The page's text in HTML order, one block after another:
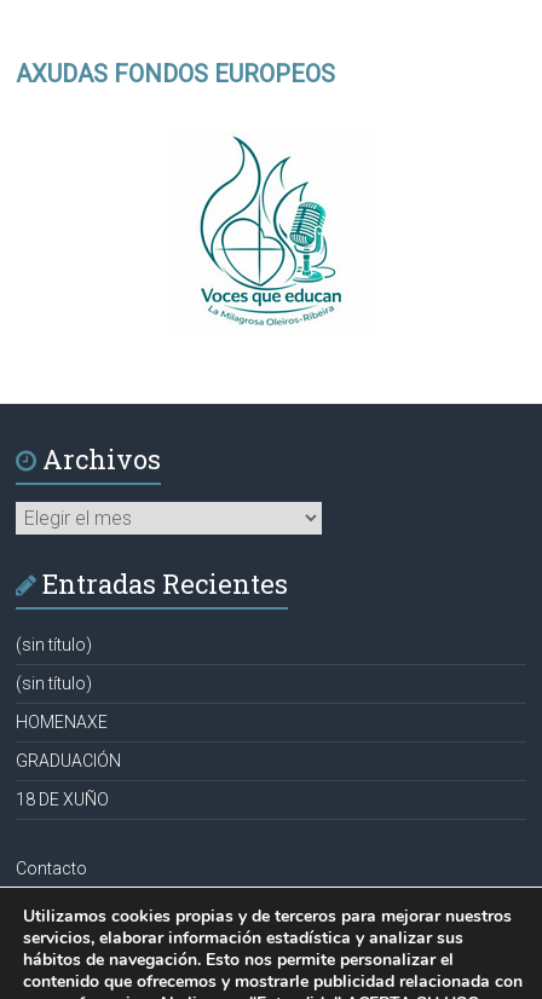
AXUDAS FONDOS EUROPEOS
Archivos
Archivos
Entradas Recientes
(sin título)
(sin título)
HOMENAXE
GRADUACIÓN
18 DE XUÑO
Contacto
Aviso legal
Política de privacidad
Política de cookies
Utilizamos cookies propias y de terceros para mejorar nuestros
servicios, elaborar información estadística y analizar sus
hábitos de navegación. Esto nos permite personalizar el
contenido que ofrecemos y mostrarle publicidad relacionada con